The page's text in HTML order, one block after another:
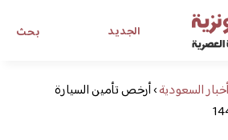
بحث الجديد
للفتاة العصريةأخبار السعودية›أرخص تأمين السيارة